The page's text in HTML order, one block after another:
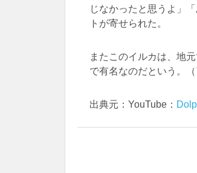
じなかったと思うよ」
トが寄せられた。
またこのイルカは、地
で有名なのだという。（
出典元：YouTube：